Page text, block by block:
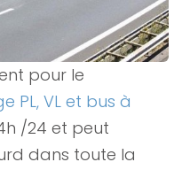
pour le
PL, VL et bus à
/24 et peut
dans toute la